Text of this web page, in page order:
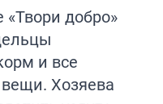
«Твори добро»
и все
Хозяева